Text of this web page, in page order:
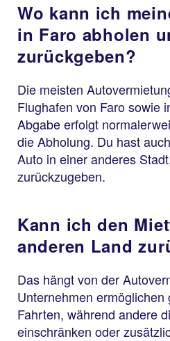
Wo kann ich
in Faro abholen
zurückgeben?
Die meisten
Flughafen von Faro sowie
Abgabe erfolgt
die Abholung. Du hast
Auto in einer anderes
zurückzugeben.
Kann ich den
anderen Land
Das hängt von der
Unternehmen
Fahrten, während andere
einschränken oder